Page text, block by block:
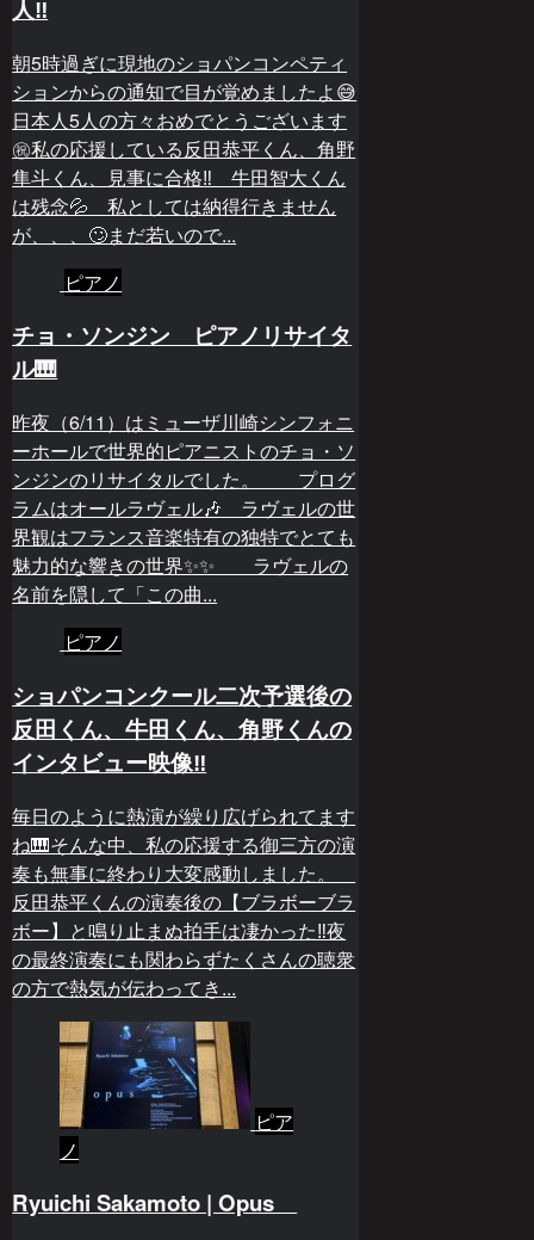
人‼️
朝5時過ぎに現地のショパンコンペティ
ションからの通知で目が覚めましたよ😅
日本人5人の方々おめでとうございます
㊗️私の応援している反田恭平くん、角野
隼斗くん、見事に合格‼️ 牛田智大くん
は残念💦 私としては納得行きません
が、、、🙄まだ若いので...
ピアノ
チョ・ソンジン ピアノリサイタ
ル🎹
昨夜（6/11）はミューザ川崎シンフォニ
ーホールで世界的ピアニストのチョ・ソ
ンジンのリサイタルでした。 プログ
ラムはオールラヴェル🎶 ラヴェルの世
界観はフランス音楽特有の独特でとても
魅力的な響きの世界✨✨ ラヴェルの
名前を隠して「この曲...
ピアノ
ショパンコンクール二次予選後の
反田くん、牛田くん、角野くんの
インタビュー映像‼️
毎日のように熱演が繰り広げられてます
ね🎹そんな中、私の応援する御三方の演
奏も無事に終わり大変感動しました。
反田恭平くんの演奏後の【ブラボーブラ
ボー】と鳴り止まぬ拍手は凄かった‼️夜
の最終演奏にも関わらずたくさんの聴衆
の方で熱気が伝わってき...
ピア
ノ
Ryuichi Sakamoto | Opus